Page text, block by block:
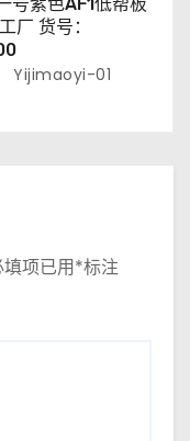
厂 货号：
Yijimaoyi-01
项已用*标注